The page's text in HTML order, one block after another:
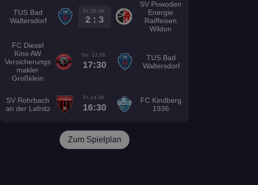
TUS Bad
Waltersdorf
Fr. 05.06.
2 : 3
SV Powoden
Energie
Raiffeisen
Wildon
FC Diesel
Kino AW
Versicherungs
makler
Großklein
Do. 13.08.
17:30
TUS Bad
Waltersdorf
SV Rohrbach
an der Lafnitz
Fr. 14.08.
16:30
FC Kindberg
1936
Zum Spielplan